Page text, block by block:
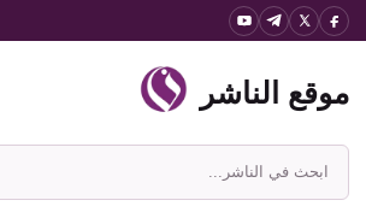
انتقل
المحتوى
موقع الناشر
ابحث
في